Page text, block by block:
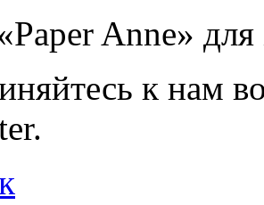
Anne»
к нам